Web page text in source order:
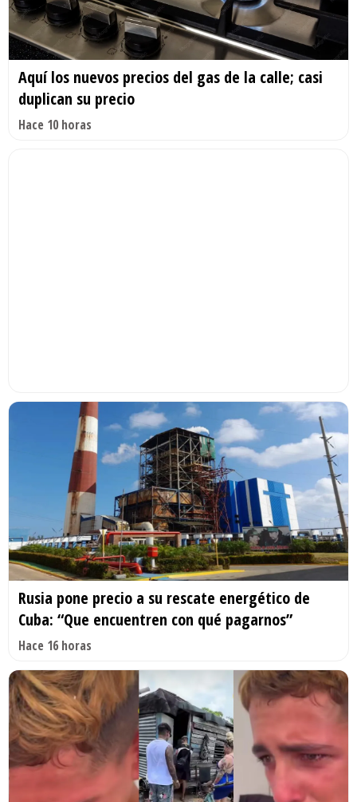
Aquí los nuevos precios del gas de la calle; casi
duplican su precio
Hace 10 horas
Rusia pone precio a su rescate energético de
Cuba: “Que encuentren con qué pagarnos”
Hace 16 horas